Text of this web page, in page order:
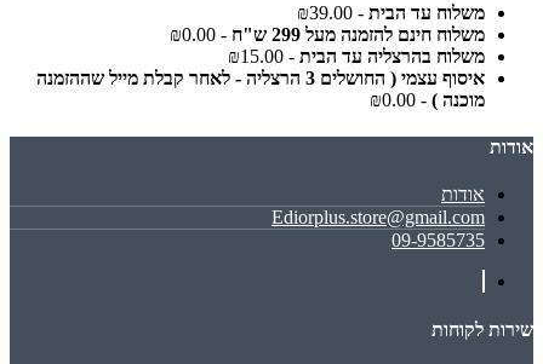
משלוח עד הבית - ₪39.00
משלוח חינם להזמנה מעל 299 ש"ח
- ₪0.00
משלוח בהרצליה עד הבית - ₪15.00
איסוף עצמי ( החושלים 3 הרצליה - לאחר קבלת מייל שההזמנה
מוכנה ) - ₪0.00
אודות
אודות
Ediorplus.store@gmail.com
09-9585735
שירות לקוחות